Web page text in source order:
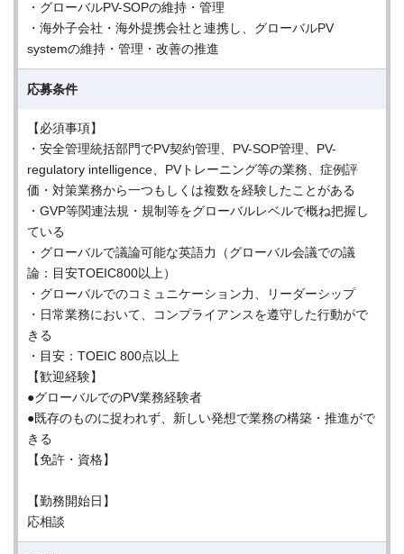
・グローバルPV-SOPの維持・管理
・海外子会社・海外提携会社と連携し、グローバルPV
systemの維持・管理・改善の推進
応募条件
【必須事項】
・安全管理統括部門でPV契約管理、PV-SOP管理、PV-
regulatory intelligence、PVトレーニング等の業務、症例評
価・対策業務から一つもしくは複数を経験したことがある
・GVP等関連法規・規制等をグローバルレベルで概ね把握し
ている
・グローバルで議論可能な英語力（グローバル会議での議
論：目安TOEIC800以上）
・グローバルでのコミュニケーション力、リーダーシップ
・日常業務において、コンプライアンスを遵守した行動がで
きる
・目安：TOEIC 800点以上
【歓迎経験】
●グローバルでのPV業務経験者
●既存のものに捉われず、新しい発想で業務の構築・推進がで
きる
【免許・資格】
【勤務開始日】
応相談